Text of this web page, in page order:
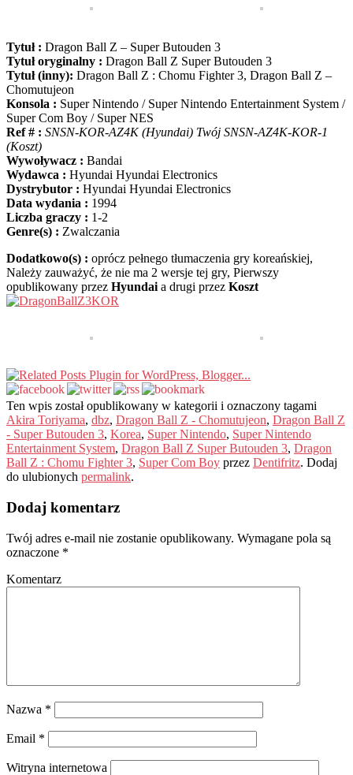
Tytuł : Dragon Ball Z – Super Butouden 3
Tytuł oryginalny : Dragon Ball Z Super Butouden 3
Tytuł (inny): Dragon Ball Z : Chomu Fighter 3, Dragon Ball Z –
Chomutujeon
Konsola : Super Nintendo / Super Nintendo Entertainment System /
Super Com Boy / Super NES
Ref # : SNSN-KOR-AZ4K (Hyundai) Twój SNSN-AZ4K-KOR-1
(Koszt)
Wywoływacz : Bandai
Wydawca : Hyundai Hyundai Electronics
Dystrybutor : Hyundai Hyundai Electronics
Data wydania : 1994
Liczba graczy : 1-2
Genre(s) : Zwalczania
Dodatkowo(s) : oprócz pełnego tłumaczenia gry koreańskiej,
Należy zauważyć, że nie ma 2 wersje tej gry, Pierwszy
opublikowany przez Hyundaia drugi przez Koszt
Ten wpis został opublikowany w kategorii i oznaczony tagami
Akira Toriyama, dbz, Dragon Ball Z - Chomutujeon, Dragon Ball Z
- Super Butouden 3, Korea, Super Nintendo, Super Nintendo
Entertainment System, Dragon Ball Z Super Butouden 3, Dragon
Ball Z : Chomu Fighter 3, Super Com Boy przez Dentifritz. Dodaj
do ulubionych permalink.
Dodaj komentarz
Twój adres e-mail nie zostanie opublikowany. Wymagane pola są
oznaczone *
Komentarz
Nazwa *
Email *
Witryna internetowa